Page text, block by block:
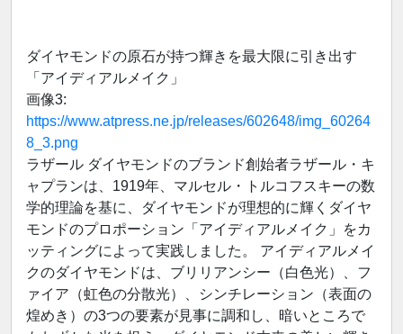
ダイヤモンドの原石が持つ輝きを最大限に引き出す
「アイディアルメイク」
画像3:
https://www.atpress.ne.jp/releases/602648/img_60264
8_3.png
ラザール ダイヤモンドのブランド創始者ラザール・キ
ャプランは、1919年、マルセル・トルコフスキーの数
学的理論を基に、ダイヤモンドが理想的に輝くダイヤ
モンドのプロポーション「アイディアルメイク」をカ
ッティングによって実践しました。 アイディアルメイ
クのダイヤモンドは、ブリリアンシー（白色光）、フ
ァイア（虹色の分散光）、シンチレーション（表面の
煌めき）の3つの要素が見事に調和し、暗いところで